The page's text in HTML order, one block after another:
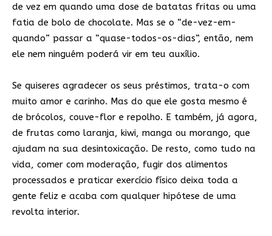
de vez em quando uma dose de batatas fritas ou uma
fatia de bolo de chocolate. Mas se o “de-vez-em-
quando” passar a “quase-todos-os-dias”, então, nem
ele nem ninguém poderá vir em teu auxílio.
Se quiseres agradecer os seus préstimos, trata-o com
muito amor e carinho. Mas do que ele gosta mesmo é
de brócolos, couve-flor e repolho. E também, já agora,
de frutas como laranja, kiwi, manga ou morango, que
ajudam na sua desintoxicação. De resto, como tudo na
vida, comer com moderação, fugir dos alimentos
processados e praticar exercício físico deixa toda a
gente feliz e acaba com qualquer hipótese de uma
revolta interior.